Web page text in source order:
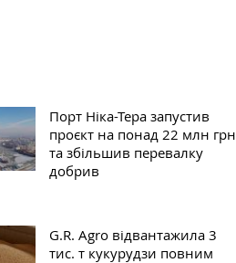
Порт Ніка-Тера запустив
проєкт на понад 22 млн грн
та збільшив перевалку
добрив
G.R. Agro відвантажила 3
тис. т кукурудзи повним